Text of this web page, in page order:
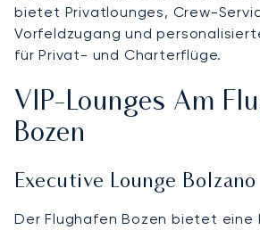
bietet Privatlounges, Crew-
Vorfeldzugang und
für Privat- und Charterflüge.
VIP-Lounges Am
Bozen
Executive Lounge Bolzano
Der Flughafen Bozen bietet eine